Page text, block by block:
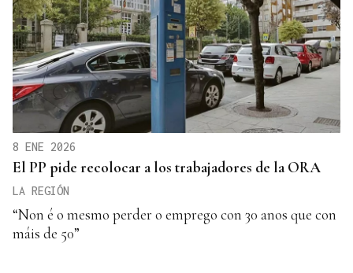
8 ENE 2026
El PP pide recolocar a los trabajadores de la ORA
LA REGIÓN
“Non é o mesmo perder o emprego con 30 anos que con
máis de 50”